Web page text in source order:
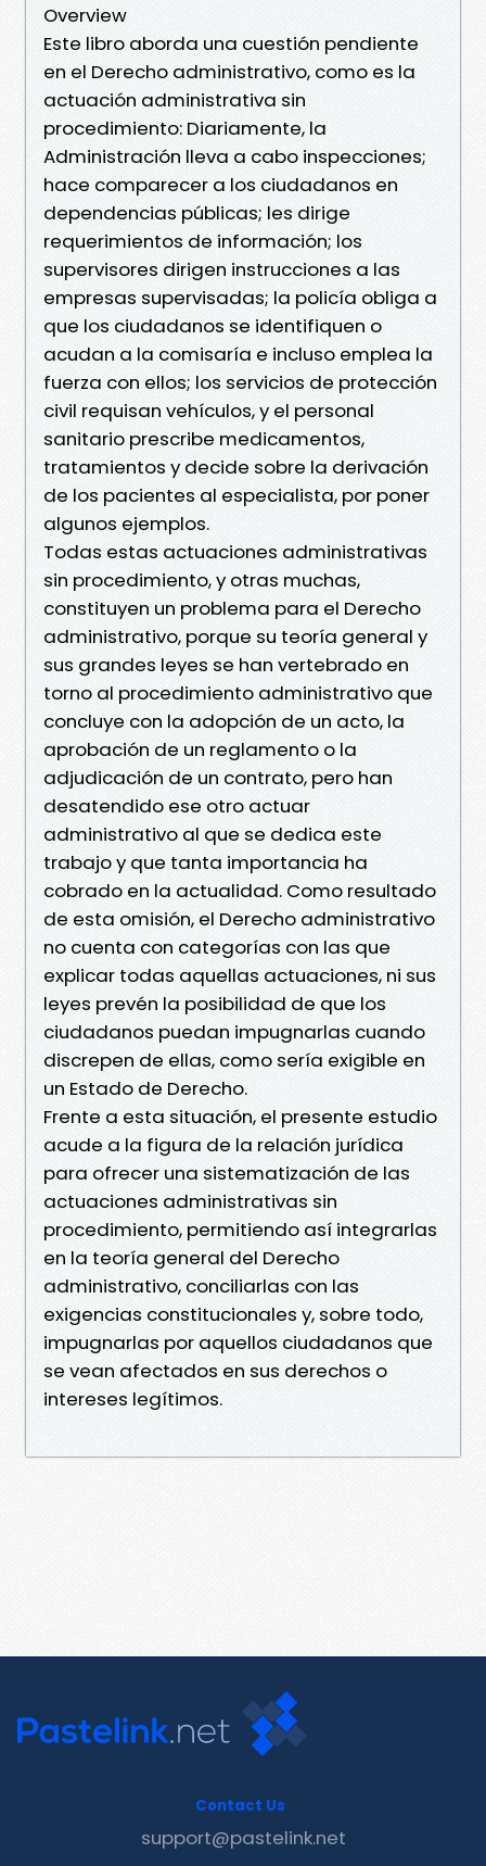
Overview
Este libro aborda una cuestión pendiente
en el Derecho administrativo, como es la
actuación administrativa sin
procedimiento: Diariamente, la
Administración lleva a cabo inspecciones;
hace comparecer a los ciudadanos en
dependencias públicas; les dirige
requerimientos de información; los
supervisores dirigen instrucciones a las
empresas supervisadas; la policía obliga a
que los ciudadanos se identifiquen o
acudan a la comisaría e incluso emplea la
fuerza con ellos; los servicios de protección
civil requisan vehículos, y el personal
sanitario prescribe medicamentos,
tratamientos y decide sobre la derivación
de los pacientes al especialista, por poner
algunos ejemplos.
Todas estas actuaciones administrativas
sin procedimiento, y otras muchas,
constituyen un problema para el Derecho
administrativo, porque su teoría general y
sus grandes leyes se han vertebrado en
torno al procedimiento administrativo que
concluye con la adopción de un acto, la
aprobación de un reglamento o la
adjudicación de un contrato, pero han
desatendido ese otro actuar
administrativo al que se dedica este
trabajo y que tanta importancia ha
cobrado en la actualidad. Como resultado
de esta omisión, el Derecho administrativo
no cuenta con categorías con las que
explicar todas aquellas actuaciones, ni sus
leyes prevén la posibilidad de que los
ciudadanos puedan impugnarlas cuando
discrepen de ellas, como sería exigible en
un Estado de Derecho.
Frente a esta situación, el presente estudio
acude a la figura de la relación jurídica
para ofrecer una sistematización de las
actuaciones administrativas sin
procedimiento, permitiendo así integrarlas
en la teoría general del Derecho
administrativo, conciliarlas con las
exigencias constitucionales y, sobre todo,
impugnarlas por aquellos ciudadanos que
se vean afectados en sus derechos o
intereses legítimos.
Contact Us
support@pastelink.net